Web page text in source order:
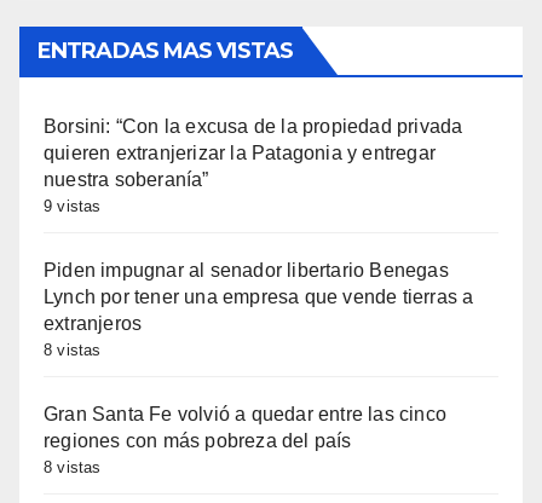
ENTRADAS MAS VISTAS
Borsini: “Con la excusa de la propiedad privada
quieren extranjerizar la Patagonia y entregar
nuestra soberanía”
9 vistas
Piden impugnar al senador libertario Benegas
Lynch por tener una empresa que vende tierras a
extranjeros
8 vistas
Gran Santa Fe volvió a quedar entre las cinco
regiones con más pobreza del país
8 vistas